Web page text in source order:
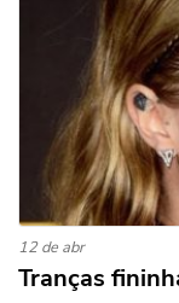
12 de abr
Tranças